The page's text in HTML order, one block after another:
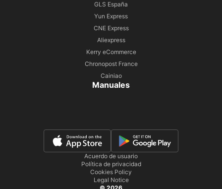
GLS España
Yun Express
CNE Express
Aliexpress
Kerry eCommerce
Chronopost France
Cainiao
Manuales
Acuerdo de usuario
Política de privacidad
Cookies Policy
Legal Notice